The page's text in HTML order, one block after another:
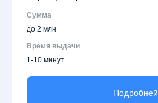
Сумма
до 2 млн
Время выдачи
1-10 минут
Подробней